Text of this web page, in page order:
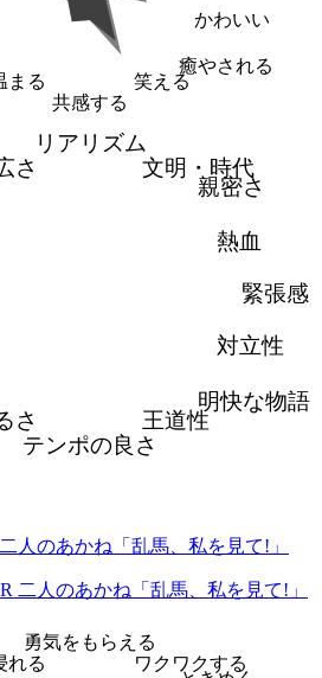
かわいい
癒やされる
笑える
共感する
まる
リアリズム
文明・時代
親密さ
熱血
緊張感
対立性
明快な物語
王道性
テンポの良さ
さ
さ
人のあかね「乱馬、私を見て!」
勇気をもらえる
ワクワクする
れる